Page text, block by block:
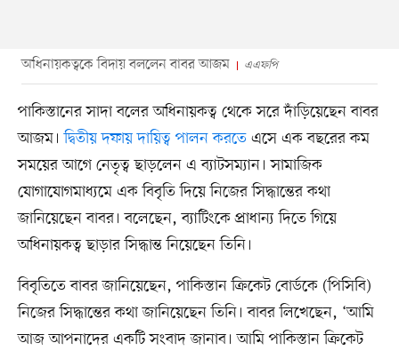
অধিনায়কত্বকে বিদায় বললেন বাবর আজম এএফপি
পাকিস্তানের সাদা বলের অধিনায়কত্ব থেকে সরে দাঁড়িয়েছেন বাবর
আজম। দ্বিতীয় দফায় দায়িত্ব পালন করতে এসে এক বছরের কম
সময়ের আগে নেতৃত্ব ছাড়লেন এ ব্যাটসম্যান। সামাজিক
যোগাযোগমাধ্যমে এক বিবৃতি দিয়ে নিজের সিদ্ধান্তের কথা
জানিয়েছেন বাবর। বলেছেন, ব্যাটিংকে প্রাধান্য দিতে গিয়ে
অধিনায়কত্ব ছাড়ার সিদ্ধান্ত নিয়েছেন তিনি।
বিবৃতিতে বাবর জানিয়েছেন, পাকিস্তান ক্রিকেট বোর্ডকে (পিসিবি)
নিজের সিদ্ধান্তের কথা জানিয়েছেন তিনি। বাবর লিখেছেন, ‘আমি
আজ আপনাদের একটি সংবাদ জানাব। আমি পাকিস্তান ক্রিকেট